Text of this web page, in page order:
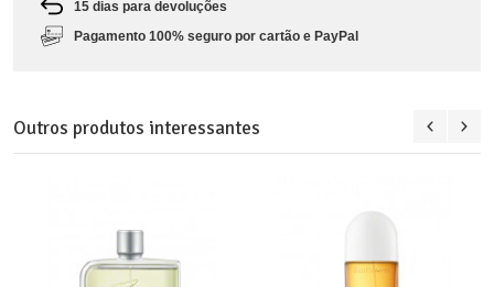
15 dias para devoluções
Pagamento 100% seguro por cartão e PayPal
Outros produtos interessantes